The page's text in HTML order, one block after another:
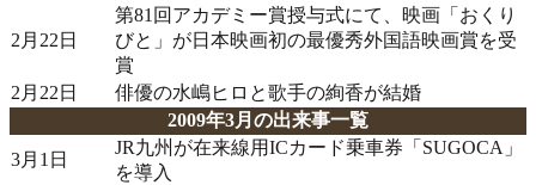
2月22日
第81回アカデミー賞授与式にて、映画「おくり
びと」が日本映画初の最優秀外国語映画賞を受
賞
2月22日
俳優の水嶋ヒロと歌手の絢香が結婚
2009年3月の出来事一覧
3月1日
JR九州が在来線用ICカード乗車券「SUGOCA」
を導入